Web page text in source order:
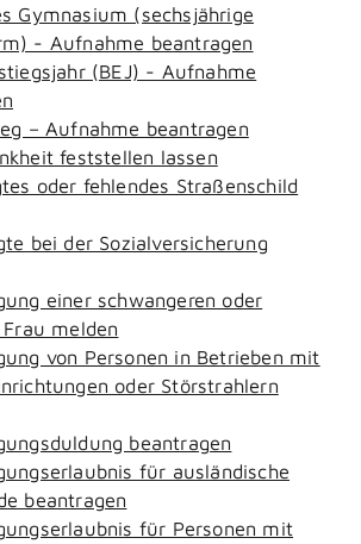
Gymnasium (sechsjährige
- Aufnahme beantragen
(BEJ) - Aufnahme
– Aufnahme beantragen
feststellen lassen
oder fehlendes Straßenschild
bei der Sozialversicherung
einer schwangeren oder
melden
von Personen in Betrieben mit
oder Störstrahlern
beantragen
für ausländische
beantragen
für Personen mit